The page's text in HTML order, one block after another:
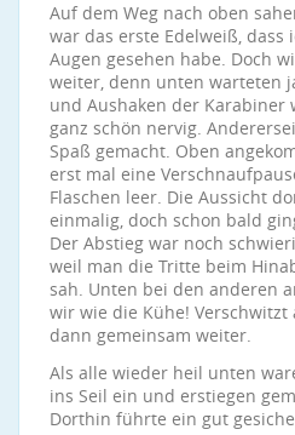
Auf dem Weg nach oben
war das erste Edelweiß,
Augen gesehen habe. Doch
weiter, denn unten warteten
und Aushaken der Karabiner
ganz schön nervig.
Spaß gemacht. Oben
erst mal eine
Flaschen leer. Die Aussicht
einmalig, doch schon bald
Der Abstieg war noch
weil man die Tritte beim
sah. Unten bei den anderen
wir wie die Kühe! Verschwitzt
dann gemeinsam weiter.
Als alle wieder heil unten
ins Seil ein und erstiegen
Dorthin führte ein gut